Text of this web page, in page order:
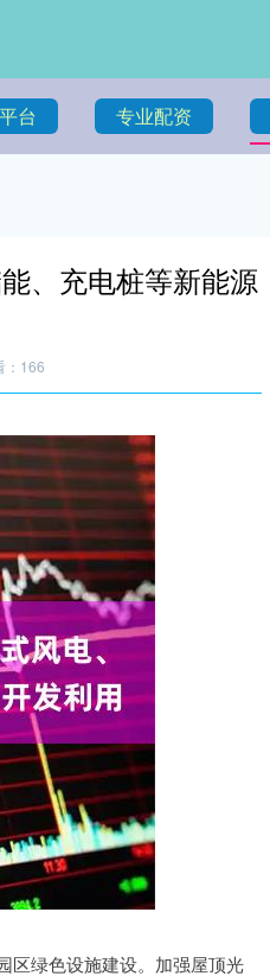
台 专业配资
、充电桩等新能源
：166
绿色设施建设。加强屋顶光
14311.01 200.89